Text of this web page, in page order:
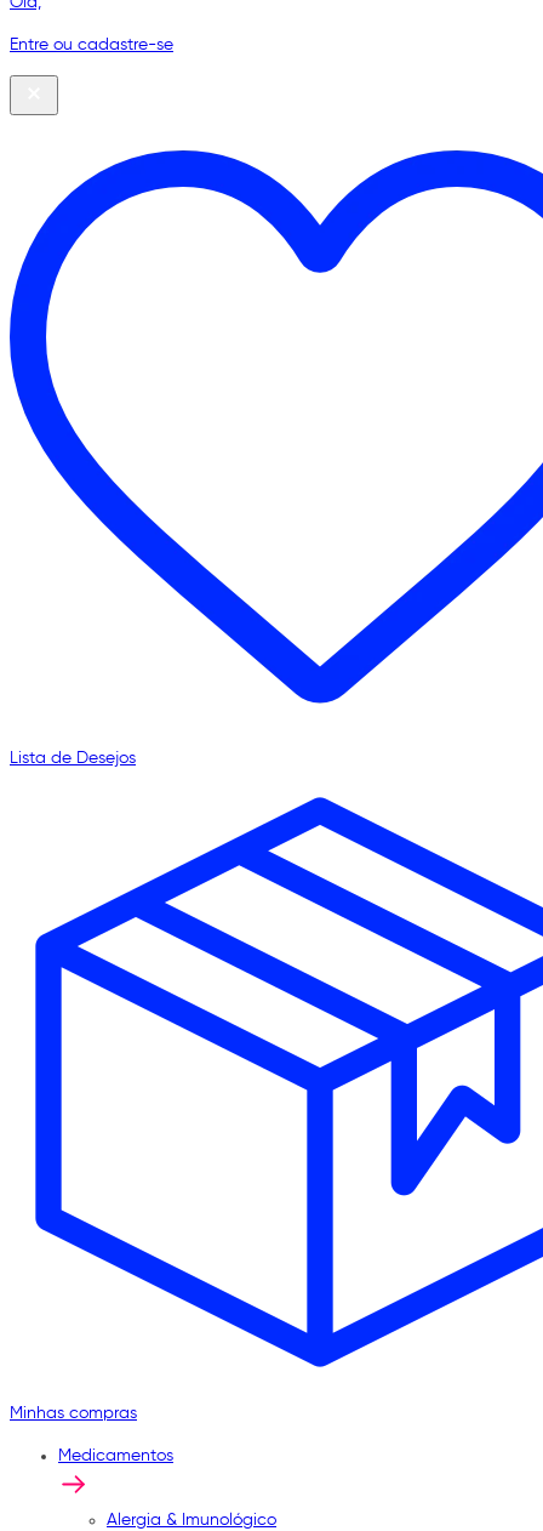
Entre ou cadastre-se
Lista de Desejos
Minhas compras
Medicamentos
Alergia & Imunológico